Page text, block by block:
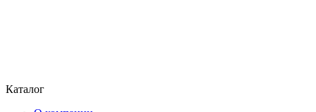
Каталог